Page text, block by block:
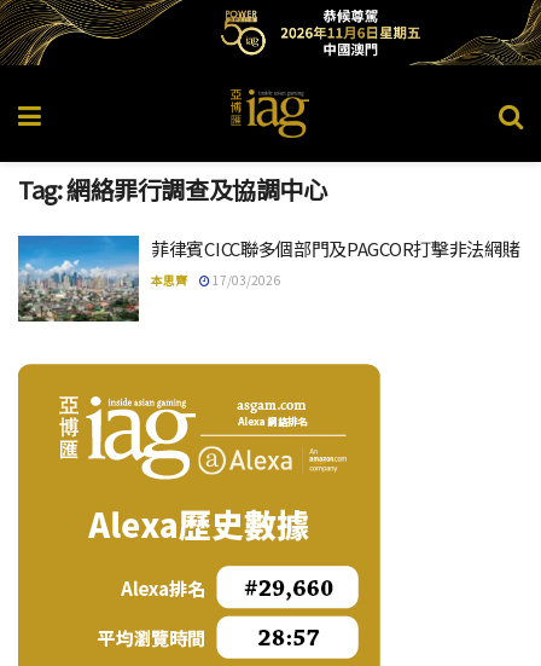
Tag:網絡罪行調查及協調中心
菲律賓CICC聯多個部門及PAGCOR打擊非法網賭
本思齊 17/03/2026